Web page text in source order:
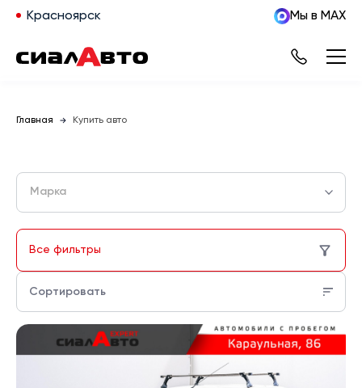
Красноярск Мы в MAX
Главная Купить авто
Марка
Все фильтры
Сортировать